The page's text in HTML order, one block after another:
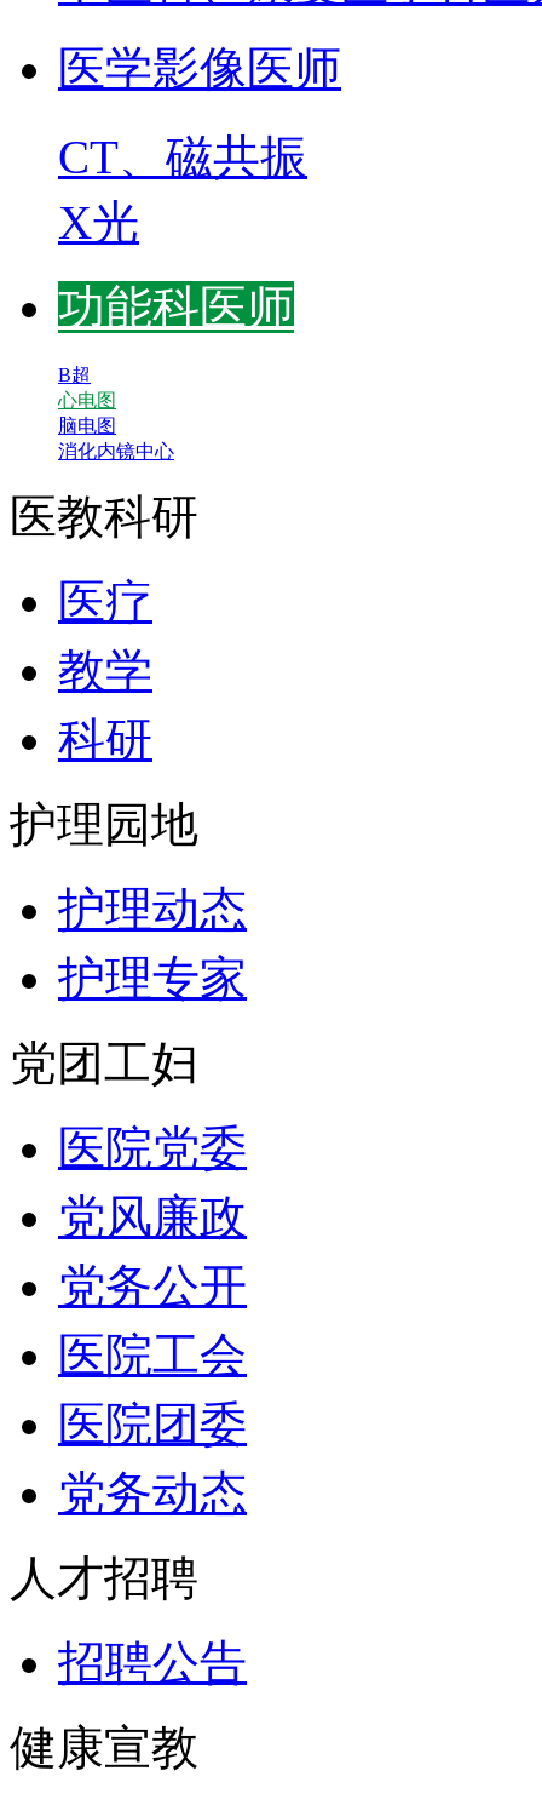
医学影像医师
CT、磁共振
X光
功能科医师
B超
心电图
脑电图
消化内镜中心
医教科研
医疗
教学
科研
护理园地
护理动态
护理专家
党团工妇
医院党委
党风廉政
党务公开
医院工会
医院团委
党务动态
人才招聘
招聘公告
健康宣教